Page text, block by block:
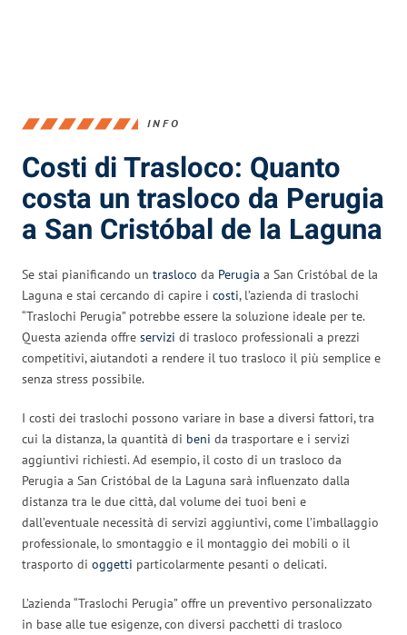
INFO
Costi di Trasloco: Quanto
costa un trasloco da Perugia
a San Cristóbal de la Laguna
Se stai pianificando un trasloco da Perugia a San Cristóbal de la
Laguna e stai cercando di capire i costi, l’azienda di traslochi
“Traslochi Perugia” potrebbe essere la soluzione ideale per te.
Questa azienda offre servizi di trasloco professionali a prezzi
competitivi, aiutandoti a rendere il tuo trasloco il più semplice e
senza stress possibile.
I costi dei traslochi possono variare in base a diversi fattori, tra
cui la distanza, la quantità di beni da trasportare e i servizi
aggiuntivi richiesti. Ad esempio, il costo di un trasloco da
Perugia a San Cristóbal de la Laguna sarà influenzato dalla
distanza tra le due città, dal volume dei tuoi beni e
dall’eventuale necessità di servizi aggiuntivi, come l’imballaggio
professionale, lo smontaggio e il montaggio dei mobili o il
trasporto di oggetti particolarmente pesanti o delicati.
L’azienda “Traslochi Perugia” offre un preventivo personalizzato
in base alle tue esigenze, con diversi pacchetti di trasloco